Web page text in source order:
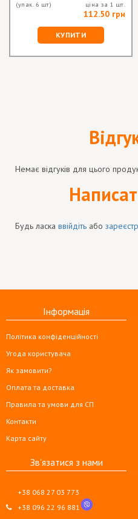
(упак. 6 шт) ціна за 1 шт.
112.50 грн
КУПИТИ
Немає відгуків для цього
Будь ласка ввійдіть або
Інформація
Політика конфіденційності
Угода користувача
Як замовити?
Оплата та доставка
Правила та умови для СП
Контакти
Карта сайту
Зв'язатися з нами
+38 068 27 03 773
+38 096 22 96 881